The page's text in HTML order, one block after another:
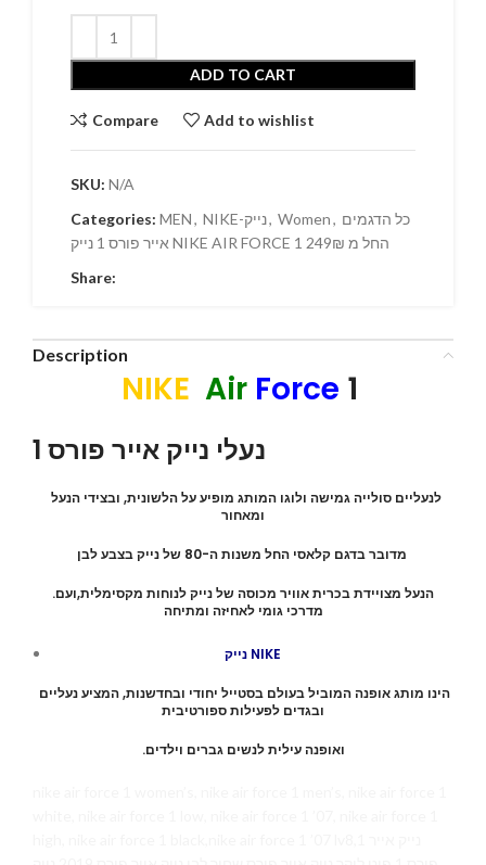
ADD TO CART
Compare Add to wishlist
SKU: N/A
Categories: MEN, NIKE-נייק, Women, כל הדגמים
אייר פורס 1 נייק NIKE AIR FORCE 1 החל מ 249₪
Share:
Description
NIKE Air Force 1
ומאחור
.הנעל מצויידת בכרית אוויר מכוסה של נייק לנוחות מקסימלית,ועם
מדרכי גומי לאחיזה ומתיחה
נייק NIKE
ובגדים לפעילות ספורטיבית
.ואופנה עילית לנשים גברים וילדים